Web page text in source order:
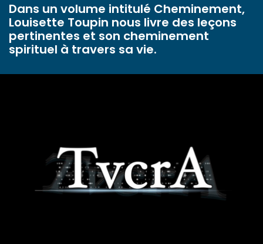
Dans un volume intitulé Cheminement,
Louisette Toupin nous livre des leçons
pertinentes et son cheminement
spirituel à travers sa vie.